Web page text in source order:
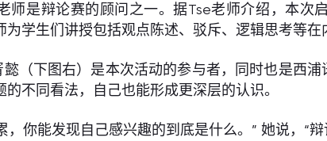
师是辩论赛的顾问之一。据Tse老师介绍，本次
学生们讲授包括观点陈述、驳斥、逻辑思考等在
（下图右）是本次活动的参与者，同时也是西
不同看法，自己也能形成更深层的认识。
，你能发现自己感兴趣的到底是什么。” 她说，“